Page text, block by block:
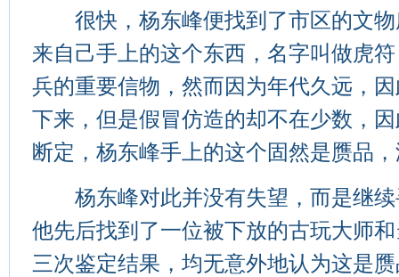
很快，杨东峰便找到了市区的文物
来自己手上的这个东西，名字叫做虎
兵的重要信物，然而因为年代久远，
下来，但是假冒仿造的却不在少数，
断定，杨东峰手上的这个固然是赝品
杨东峰对此并没有失望，而是继续
他先后找到了一位被下放的古玩大师
三次鉴定结果，均无意外地认为这是